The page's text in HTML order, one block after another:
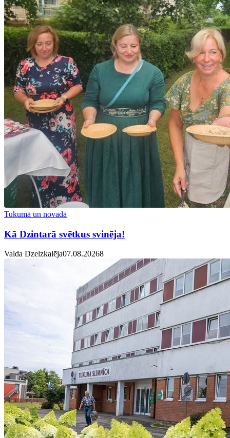
Tukumā un novadā
Kā Dzintarā svētkus svinēja!
Valda Dzelzkalēja07.08.20268